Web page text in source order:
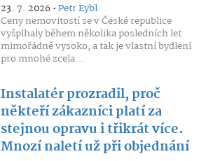
23. 7. 2026 •Petr Eybl
Ceny nemovitostí se v České republice
vyšplhaly během několika posledních let
mimořádně vysoko, a tak je vlastní bydlení
pro mnohé zcela...
Instalatér prozradil, proč
někteří zákazníci platí za
stejnou opravu i třikrát více.
Mnozí naletí už při objednání